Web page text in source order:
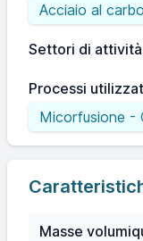
Acciaio al
Settori di attività
Processi
Micorfusione -
Masse